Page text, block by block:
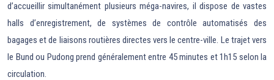
d’accueillir simultanément plusieurs méga-navires, il dispose de vastes
halls d’enregistrement, de systèmes de contrôle automatisés des
bagages et de liaisons routières directes vers le centre-ville. Le trajet vers
le Bund ou Pudong prend généralement entre 45 minutes et 1h15 selon la
circulation.